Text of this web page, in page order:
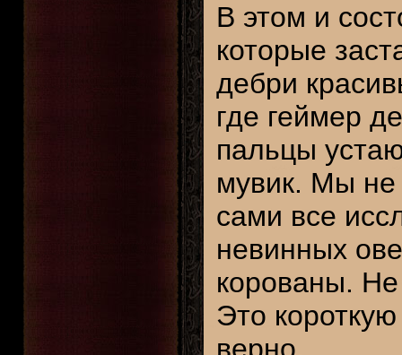
В этом и
которые
дебри
где геймер
пальцы
мувик. Мы не
сами все
невинных
корованы.
Это